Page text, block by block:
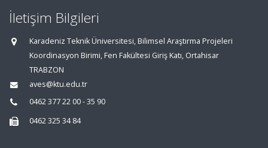
İletişim Bilgileri
Karadeniz Teknik Üniversitesi, Bilimsel Araştırma Projeleri
Koordinasyon Birimi, Fen Fakültesi Giriş Katı, Ortahisar
TRABZON
aves@ktu.edu.tr
0462 377 22 00 - 35 90
0462 325 34 84